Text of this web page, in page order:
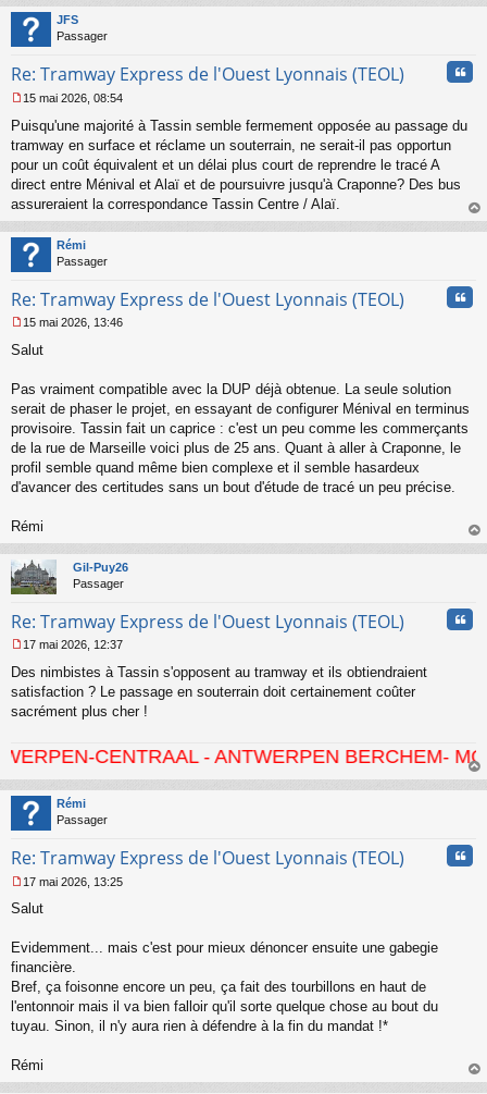
JFS
Passager
Re: Tramway Express de l'Ouest Lyonnais (TEOL)
e
s
g
e
n
o
n
l
15 mai 2026, 08:54
Puisqu'une majorité à Tassin semble fermement opposée au passage du
tramway en surface et réclame un souterrain, ne serait-il pas opportun
pour un coût équivalent et un délai plus court de reprendre le tracé A
direct entre Ménival et Alaï et de poursuivre jusqu'à Craponne? Des bus
assureraient la correspondance Tassin Centre / Alaï.
au
Rémi
Passager
Re: Tramway Express de l'Ouest Lyonnais (TEOL)
e
g
e
n
o
15 mai 2026, 13:46
Salut
Pas vraiment compatible avec la DUP déjà obtenue. La seule solution
serait de phaser le projet, en essayant de configurer Ménival en terminus
provisoire. Tassin fait un caprice : c'est un peu comme les commerçants
de la rue de Marseille voici plus de 25 ans. Quant à aller à Craponne, le
profil semble quand même bien complexe et il semble hasardeux
d'avancer des certitudes sans un bout d'étude de tracé un peu précise.
Rémi
au
Gil-Puy26
Passager
Re: Tramway Express de l'Ouest Lyonnais (TEOL)
e
s
s
e
o
n
17 mai 2026, 12:37
Des nimbistes à Tassin s'opposent au tramway et ils obtiendraient
satisfaction ? Le passage en souterrain doit certainement coûter
sacrément plus cher !
CENTRAAL - ANTWERPEN BERCHEM- MORTSEL
au
Rémi
Passager
Re: Tramway Express de l'Ouest Lyonnais (TEOL)
e
s
g
e
n
o
l
u
17 mai 2026, 13:25
Salut
Evidemment... mais c'est pour mieux dénoncer ensuite une gabegie
financière.
Bref, ça foisonne encore un peu, ça fait des tourbillons en haut de
l'entonnoir mais il va bien falloir qu'il sorte quelque chose au bout du
tuyau. Sinon, il n'y aura rien à défendre à la fin du mandat !*
Rémi
au